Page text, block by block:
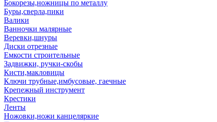
Бокорезы,ножницы по металлу
Буры,сверла,пики
Валики
Ванночки малярные
Веревки,шнуры
Диски отрезные
Емкости строительные
Задвижки, ручки-скобы
Кисти,макловицы
Ключи трубные,имбусовые, гаечные
Крепежный инструмент
Крестики
Ленты
Ножовки,ножи канцеляркие